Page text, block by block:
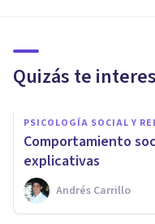
Quizás te
PSICOLOGÍA SOCIAL Y
Comportamiento
explicativas
Andrés Carrillo